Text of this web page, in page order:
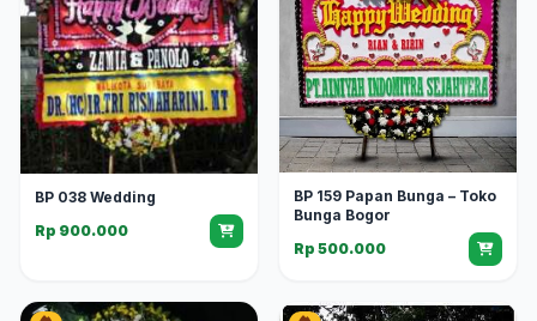
BP 038 Wedding
Rp 900.000
BP 159 Papan Bunga – Toko
Bunga Bogor
Rp 500.000